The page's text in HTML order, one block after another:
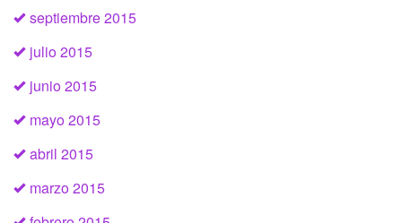
septiembre 2015
julio 2015
junio 2015
mayo 2015
abril 2015
marzo 2015